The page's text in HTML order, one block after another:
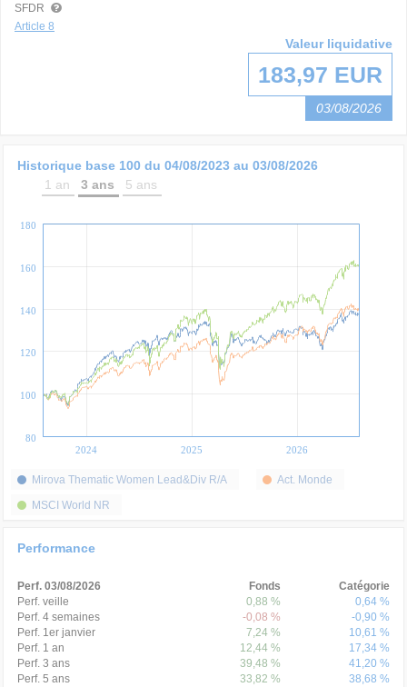
SFDR
Article 8
Valeur liquidative
183,97 EUR
03/08/2026
Historique base 100 du 04/08/2023 au 03/08/2026
1 an
3 ans 5 ans
2024 2025 2026
80
100
120
140
160
180
Mirova Thematic Women Lead&Div R/A
Act. Monde
MSCI World NR
Performance
Perf. 03/08/2026 Fonds
Catégorie
Perf. veille
0,88 %
0,64 %
Perf. 4 semaines
-0,08 %
-0,90 %
Perf. 1er janvier
7,24 %
10,61 %
Perf. 1 an
12,44 %
17,34 %
Perf. 3 ans
39,48 %
41,20 %
Perf. 5 ans
33,82 %
38,68 %